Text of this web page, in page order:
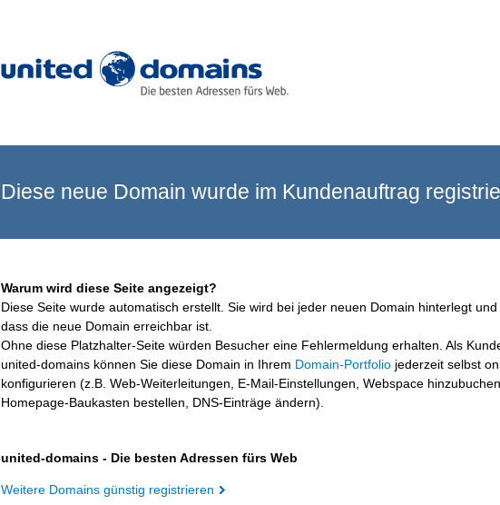
Diese neue Domain wurde im Kundenauftrag
Warum wird diese Seite angezeigt?
Diese Seite wurde automatisch erstellt. Sie wird bei jeder neuen Domain hinterlegt und
dass die neue Domain erreichbar ist.
Ohne diese Platzhalter-Seite würden Besucher eine Fehlermeldung erhalten. Als
united-domains können Sie diese Domain in Ihrem Domain-Portfolio jederzeit selbst
konfigurieren (z.B. Web-Weiterleitungen, E-Mail-Einstellungen, Webspace hinzubuchen,
Homepage-Baukasten bestellen, DNS-Einträge ändern).
united-domains - Die besten Adressen fürs Web
Weitere Domains günstig registrieren